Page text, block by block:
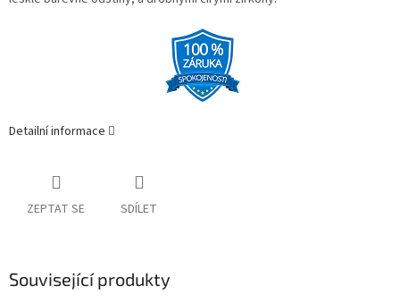
Detailní informace
ZEPTAT SE SDÍLET
Související produkty